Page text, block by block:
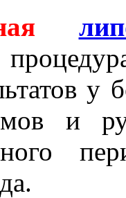
у
и